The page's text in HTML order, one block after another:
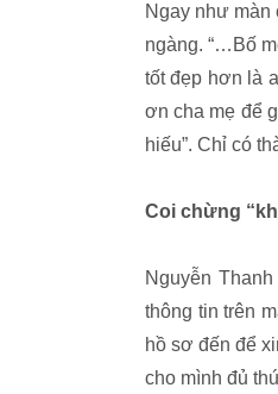
Ngay như
ngàng. “…Bố
tốt đẹp hơn là
ơn cha mẹ để
hiếu”. Chỉ có
Coi chừng
Nguyễn
thông tin trên
hồ sơ đến để
cho mình đủ